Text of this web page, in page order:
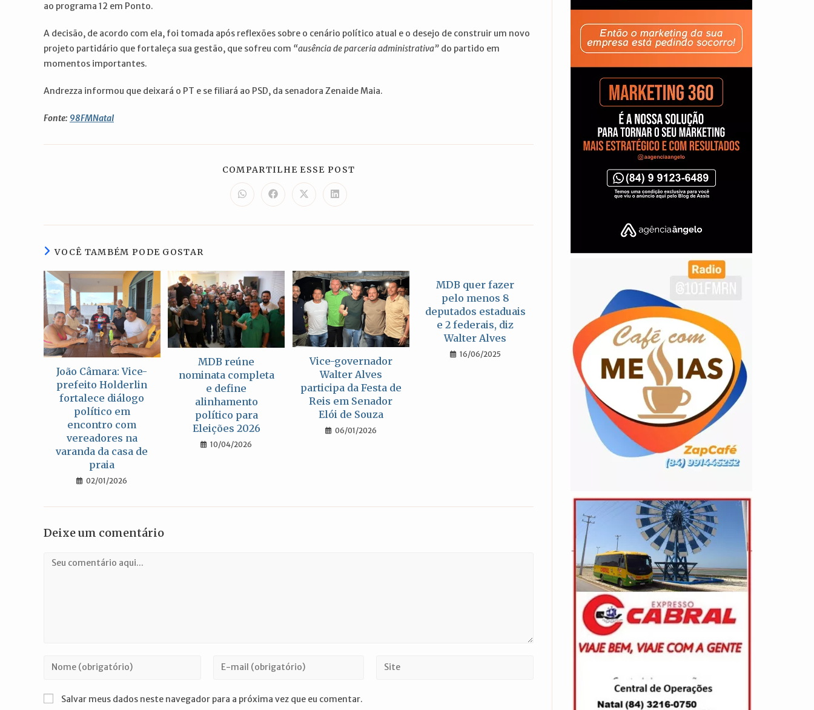
ao programa 12 em Ponto.
A decisão, de acordo com ela, foi tomada após reflexões sobre o cenário político atual e o desejo de construir um novo
projeto partidário que fortaleça sua gestão, que sofreu com “ausência de parceria administrativa” do partido em
momentos importantes.
Andrezza informou que deixará o PT e se filiará ao PSD, da senadora Zenaide Maia.
Fonte: 98FMNatal
COMPARTILHE ESSE POST
Abre
em
nova
Abre
em
nova
Abre
em
nova
Abre
em
nova
VOCÊ TAMBÉM PODE GOSTAR
João Câmara: Vice-
prefeito Holderlin
fortalece diálogo
político em
encontro com
vereadores na
varanda da casa de
praia
02/01/2026
MDB reúne
nominata completa
e define
alinhamento
político para
Eleições 2026
10/04/2026
Vice-governador
Walter Alves
participa da Festa de
Reis em Senador
Elói de Souza
06/01/2026
MDB quer fazer
pelo menos 8
deputados estaduais
e 2 federais, diz
Walter Alves
16/06/2025
Deixe um comentário
Comentário
Digite
nome
Digite
endereço
de
Digite
Salvar meus dados neste navegador para a próxima vez que eu comentar.